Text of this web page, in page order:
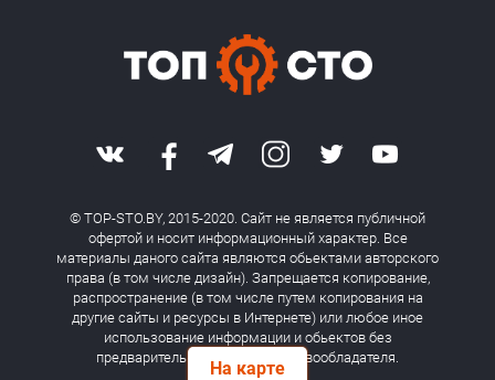
На карте
© TOP-STO.BY, 2015-2020. Сайт не является публичной
офертой и носит информационный характер. Все
материалы даного сайта являются обьектами авторского
права (в том числе дизайн). Запрещается копирование,
распространение (в том числе путем копирования на
другие сайты и ресурсы в Интернете) или любое иное
использование информации и обьектов без
предварительного согласия правообладателя.